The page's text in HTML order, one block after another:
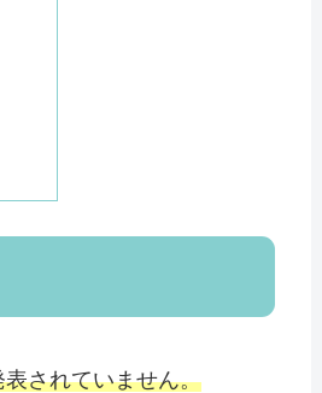
表されていません。